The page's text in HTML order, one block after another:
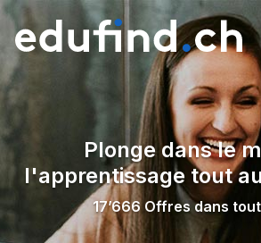
Plonge dans le
l'apprentissage tout
17’666 Offres dans